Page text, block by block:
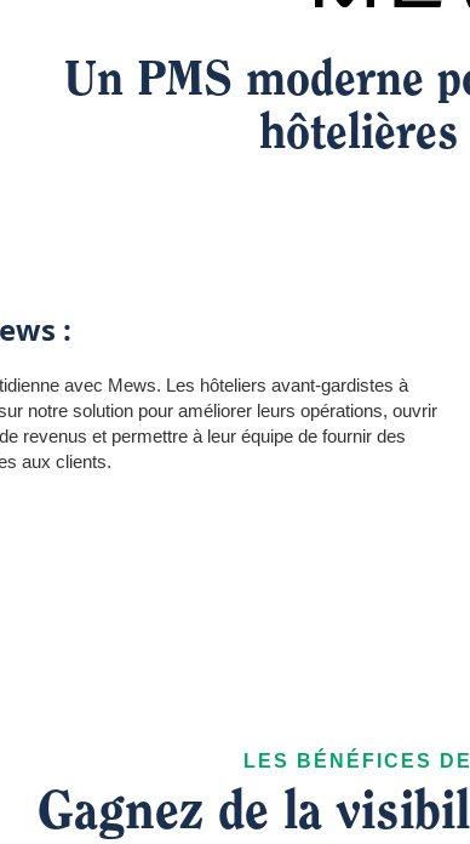
Un PMS moderne
hôtelières
:
avec Mews. Les hôteliers avant-gardistes à
notre solution pour améliorer leurs opérations, ouvrir
revenus et permettre à leur équipe de fournir des
aux clients.
LES BÉNÉFICES
Gagnez de la